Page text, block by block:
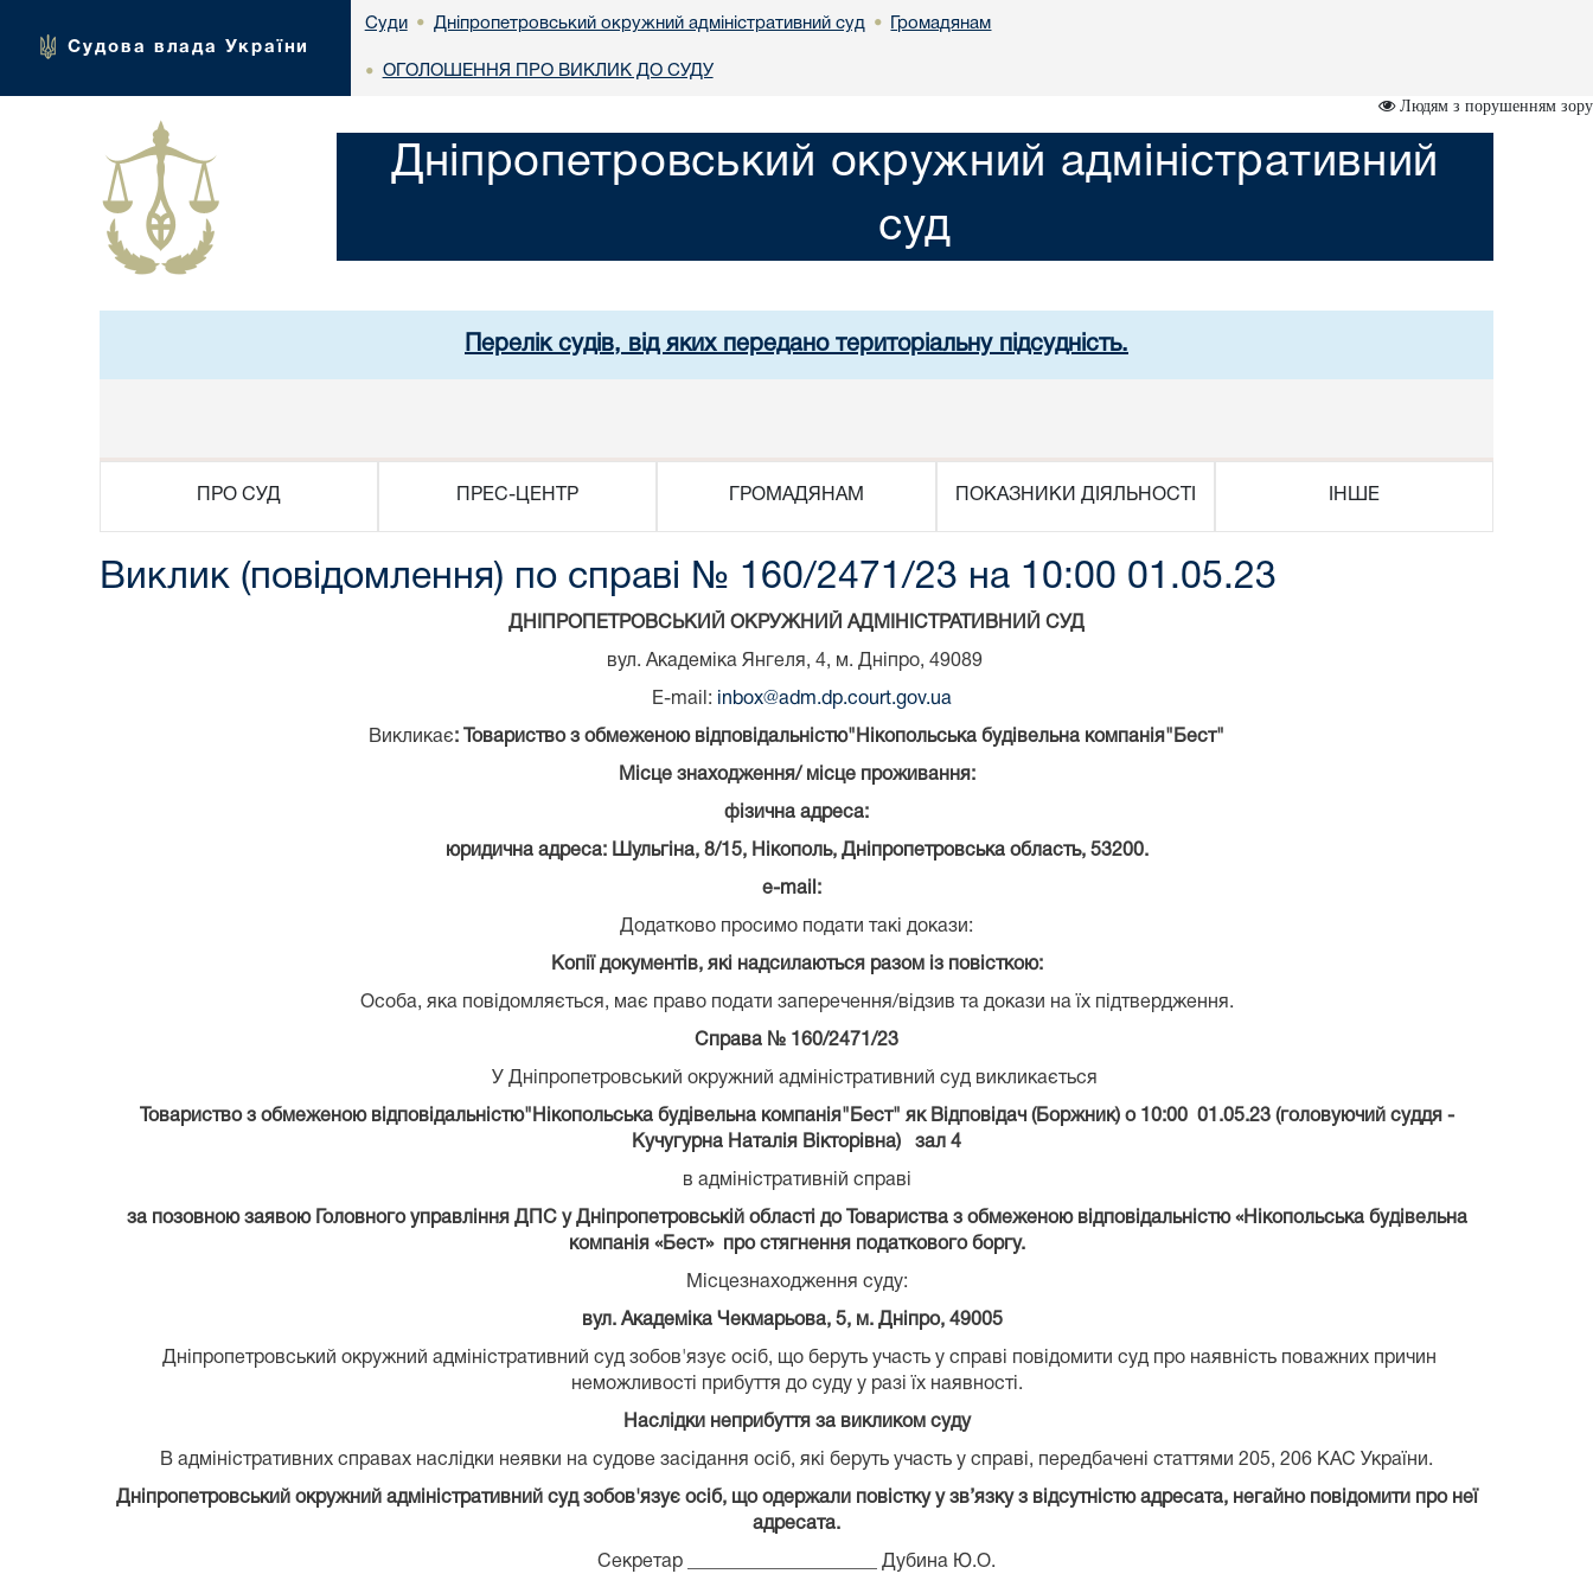
Судова влада України
Суди • Дніпропетровський окружний адміністративний суд • Громадянам
• ОГОЛОШЕННЯ ПРО ВИКЛИК ДО СУДУ
Людям з порушенням зору
Дніпропетровський окружний адміністративний
суд
Перелік судів, від яких передано територіальну підсудність.
ПРО СУД ПРЕС-ЦЕНТР ГРОМАДЯНАМ ПОКАЗНИКИ ДІЯЛЬНОСТІ ІНШЕ
Виклик (повідомлення) по справі № 160/2471/23 на 10:00 01.05.23
ДНІПРОПЕТРОВСЬКИЙ ОКРУЖНИЙ АДМІНІСТРАТИВНИЙ СУД
вул. Академіка Янгеля, 4, м. Дніпро, 49089
E-mail: inbox@adm.dp.court.gov.ua
Викликає: Товариство з обмеженою відповідальністю"Нікопольська будівельна компанія"Бест"
Місце знаходження/ місце проживання:
фізична адреса:
юридична адреса: Шульгіна, 8/15, Нікополь, Дніпропетровська область, 53200.
e-mail:
Додатково просимо подати такі докази:
Копії документів, які надсилаються разом із повісткою:
Особа, яка повідомляється, має право подати заперечення/відзив та докази на їх підтвердження.
Справа № 160/2471/23
У Дніпропетровський окружний адміністративний суд викликається
Товариство з обмеженою відповідальністю"Нікопольська будівельна компанія"Бест" як Відповідач (Боржник) о 10:00 01.05.23 (головуючий суддя -
Кучугурна Наталія Вікторівна) зал 4
в адміністративній справі
за позовною заявою Головного управління ДПС у Дніпропетровській області до Товариства з обмеженою відповідальністю «Нікопольська будівельна
компанія «Бест» про стягнення податкового боргу.
Місцезнаходження суду:
вул. Академіка Чекмарьова, 5, м. Дніпро, 49005
Дніпропетровський окружний адміністративний суд зобов'язує осіб, що беруть участь у справі повідомити суд про наявність поважних причин
неможливості прибуття до суду у разі їх наявності.
Наслідки неприбуття за викликом суду
В адміністративних справах наслідки неявки на судове засідання осіб, які беруть участь у справі, передбачені статтями 205, 206 КАС України.
Дніпропетровський окружний адміністративний суд зобов'язує осіб, що одержали повістку у зв’язку з відсутністю адресата, негайно повідомити про неї
адресата.
Секретар ____________________ Дубина Ю.О.